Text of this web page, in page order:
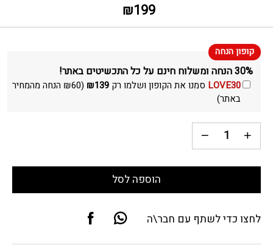
₪199
30% הנחה ומשלוח חינם על כל התכשיטים באתר!
LOVE30 סמנו את הקופון ושלמו רק ₪139
(
₪60
הנחה מהמחיר
באתר)
הוספה לסל
לחצו כדי לשתף עם חבר\ה